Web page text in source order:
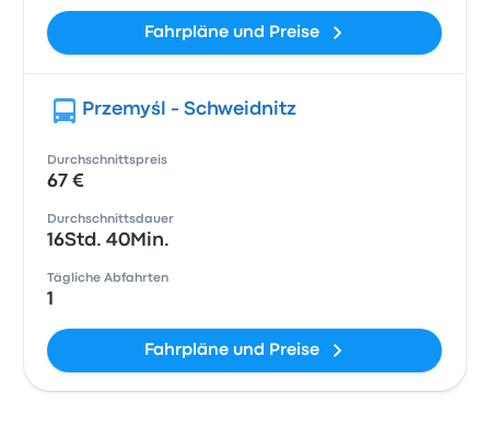
Fahrpläne und Preise
Przemyśl - Schweidnitz
Durchschnittspreis
67 €
Durchschnittsdauer
16Std. 40Min.
Tägliche Abfahrten
1
Fahrpläne und Preise